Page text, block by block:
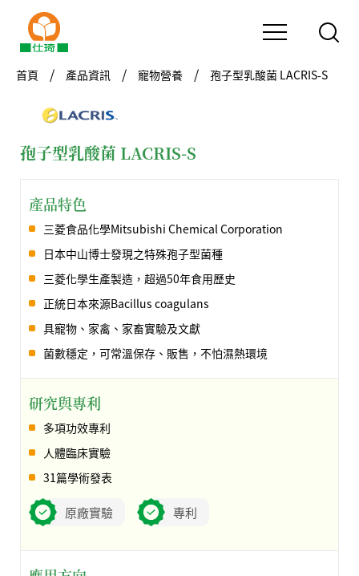
首頁 產品資訊 寵物營養 孢子型乳酸菌 LACRIS-S
孢子型乳酸菌 LACRIS-S
產品特色
三菱食品化學Mitsubishi Chemical Corporation
日本中山博士發現之特殊孢子型菌種
三菱化學生產製造，超過50年食用歷史
正統日本來源Bacillus coagulans
具寵物、家禽、家畜實驗及文獻
菌數穩定，可常溫保存、販售，不怕濕熱環境
研究與專利
多項功效專利
人體臨床實驗
31篇學術發表
原廠實驗 專利